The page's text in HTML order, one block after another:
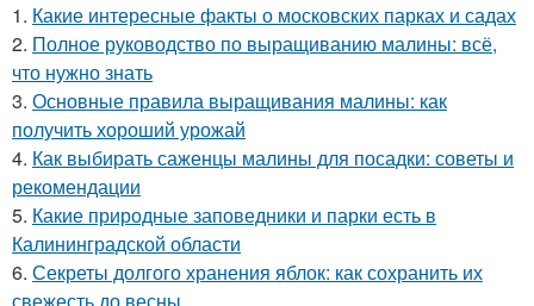
1. Какие интересные факты о московских парках и садах
2. Полное руководство по выращиванию малины: всё,
что нужно знать
3. Основные правила выращивания малины: как
получить хороший урожай
4. Как выбирать саженцы малины для посадки: советы и
рекомендации
5. Какие природные заповедники и парки есть в
Калининградской области
6. Секреты долгого хранения яблок: как сохранить их